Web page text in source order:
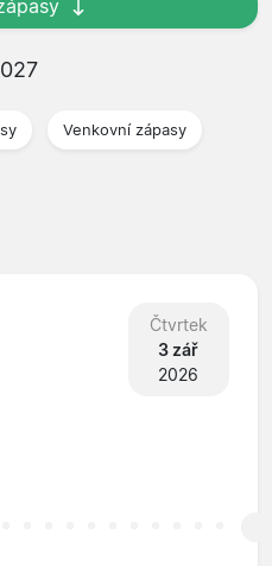
Venkovní zápasy
Čtvrtek
3 zář
2026